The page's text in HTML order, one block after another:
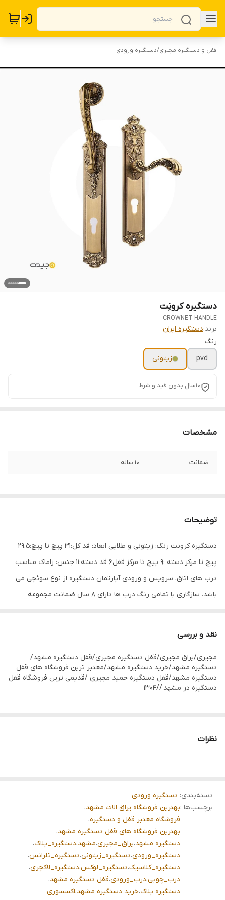
قفل و دستگیره مجیری/دستگیره ورودی
دستگیره کرونِت
CROWNET HANDLE
برند:دستگیره ایران
رنگ
pvd
زیتونی
10سال بدون قید و شرط
مشخصات
ضمانت 10 ساله
توضیحات
دستگیره کرونِت رنگ: زیتونی و طلایی ابعاد: قد کل:۳۱ پیچ تا پیچ:۲۹.۵
پیچ تا مرکز دسته :۹ پیچ تا مرکز قفل۶ قد دسته:۱۱ جنس: زاماک مناسب
درب های اتاق، سرویس و ورودی آپارتمان دستگیره از نوع سوئچی می
باشد. سازگاری با تمامی رنگ درب ها دارای 8 سال ضمانت مجموعه
09151159716 05137244433 (wa)09151109212
این دستگیره از بهترین متریال موجو تهیه شده و شمارا تا سال ها از
خرید دستگیره بی نیاز میکند
دستگیره مشهد
نقد و بررسی
مجیری/یراق مجیری/قفل دستگیره مجیری/قفل دستگیره مشهد/
دستگیره مشهد/خرید دستگیره مشهد/معتبر ترین فروشگاه های قفل
دستگیره مشهد/قفل دستگیره حمید مجیری /قدیمی ترین فروشگاه قفل
دستگیره در مشهد //1304
نظرات
دسته‌بندی: دستگیره ورودی
برچسب‌ها :بهترین فروشگاه یراق الات مشهد،
فروشگاه معتبر قفل و دستگیره،
بهترین فروشگاه های قفل دستگیره مشهد،
دستگیره مشهد،یراق_مجیری،مشهد،دستگیره_پلاک،
دستگیره_ورودی،دستگیره_زیتونی،دستگیره_تلرانس،
دستگیره_کلاسیک،دستگیره_لوکس،دستگیره_لاکچری،
درب_چوبی،درب_ورودی،قفل دستگیره مشهد،
دستگیره پلاک،خرید دستگیره مشهد،اکسسوری